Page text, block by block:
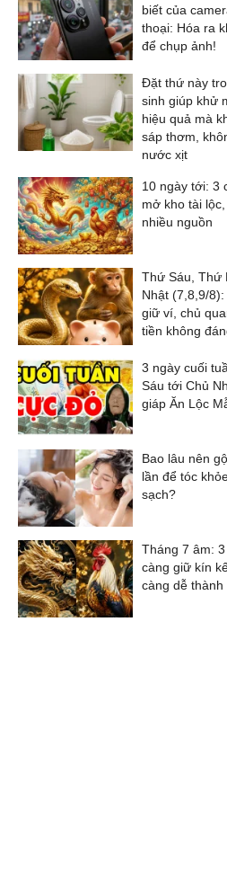
biết của
thoại: Hóa ra
để chụp ảnh!
Đặt thứ này
sinh giúp khử
hiệu quả mà
sáp thơm,
nước xịt
10 ngày tới: 3
mở kho tài
nhiều nguồn
Thứ Sáu, Thứ
Nhật (7,8,9/
giữ ví, chủ
tiền không
3 ngày cuối
Sáu tới Chủ
giáp Ăn Lộc
Bao lâu nên
lần để tóc
sạch?
Tháng 7 âm:
càng giữ kín
càng dễ thành